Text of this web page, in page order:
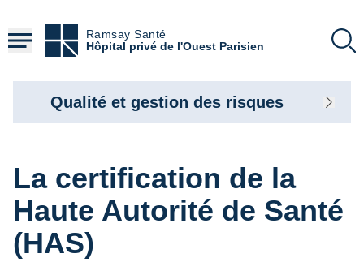
contenu
principal
Ramsay Santé
Hôpital privé de l'Ouest Parisien
La certification de la
Haute Autorité de Santé
(HAS)
Qualité et gestion des risques